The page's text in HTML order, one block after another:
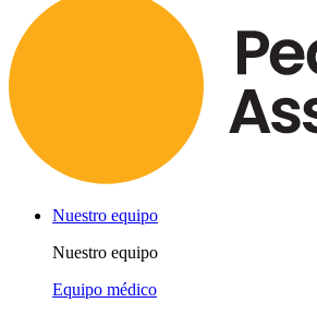
Nuestro equipo
Nuestro equipo
Equipo médico